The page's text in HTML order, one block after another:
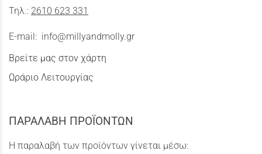
Τηλ.: 2610 623 331
E-mail: info@millyandmolly.gr
Βρείτε μας στον χάρτη
Ωράριο Λειτουργίας
ΠΑΡΑΛΑΒΗ ΠΡΟΪΟΝΤΩΝ
Η παραλαβή των προϊόντων γίνεται μέσω: